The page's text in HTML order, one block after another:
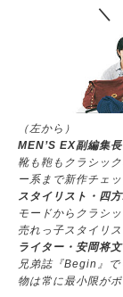
＼
（左から）
MEN’S EX副編集
靴も鞄もクラシッ
ー系まで新作チェ
スタイリスト・四
モードからクラシ
売れっ子スタイリ
ライター・安岡将
兄弟誌『Begin』
物は常に最小限が